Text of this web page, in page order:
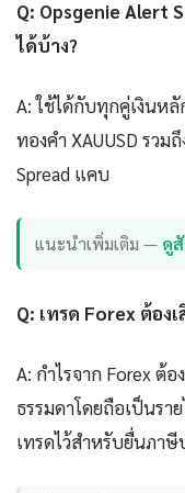
Q: Opsgenie Alert
ได้บ้าง?
A: ใช้ได้กับทุกคู่เงินหลั
ทองคำ XAUUSD รว
Spread แคบ
แนะนำเพิ่มเติม — ดู
Q: เทรด Forex ต้อง
A: กำไรจาก Forex ต้
ธรรมดาโดยถือเป็นรา
เทรดไว้สำหรับยื่นภาษี